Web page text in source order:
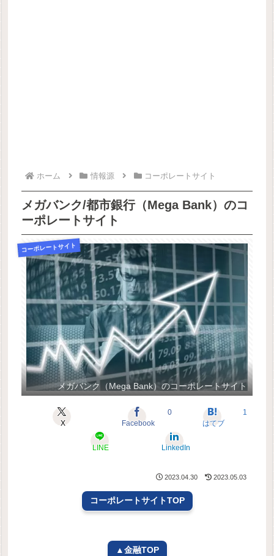
ホーム 情報源 コーポレートサイト
メガバンク/都市銀行（Mega Bank）のコ
ーポレートサイト
コーポレートサイト
メガバンク（Mega Bank）のコーポレートサイト
X Facebook
0
はてブ
1
LINE LinkedIn
2023.04.30 2023.05.03
コーポレートサイトTOP
▲金融TOP